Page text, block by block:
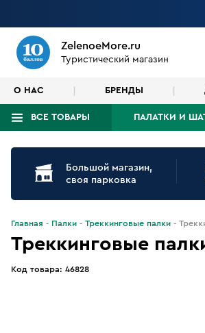
ZelenoeMore.ru
Туристический магазин
О НАС БРЕНДЫ
ВСЕ ТОВАРЫ ПАЛАТКИ И
Что будем искать?
Большой магазин,
своя парковка
Главная Палки Треккинговые палки
Треккинговые
Код товара: 46828